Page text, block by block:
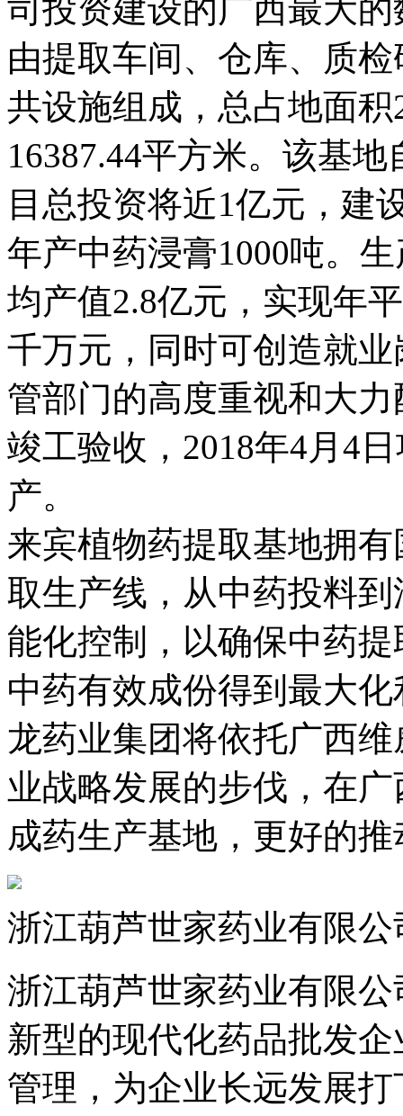
司投资建设的广西最大
由提取车间、仓库、质
共设施组成，总占地面
16387.44平方米。该基
目总投资将近1亿元，建
年产中药浸膏1000吨。
均产值2.8亿元，实现年
千万元，同时可创造就
管部门的高度重视和大
竣工验收，2018年4月4
产。
来宾植物药提取基地拥
取生产线，从中药投料
能化控制，以确保中药
中药有效成份得到最大
龙药业集团将依托广西
业战略发展的步伐，在
成药生产基地，更好的
浙江葫芦世家药业有限公
浙江葫芦世家药业有限
新型的现代化药品批发
管理，为企业长远发展